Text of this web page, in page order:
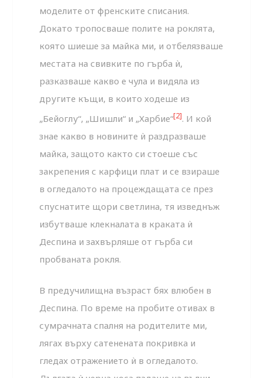
моделите от френските списания.
Докато тропосваше полите на роклята,
която шиеше за майка ми, и отбелязваше
местата на свивките по гърба ѝ,
разказваше какво е чула и видяла из
другите къщи, в които ходеше из
„Бейоглу“, „Шишли“ и „Харбие“[2]. И кой
знае какво в новините ѝ раздразваше
майка, защото както си стоеше със
закрепения с карфици плат и се взираше
в огледалото на процеждащата се през
спуснатите щори светлина, тя изведнъж
избутваше клекналата в краката ѝ
Деспина и захвърляше от гърба си
пробваната рокля.
В предучилищна възраст бях влюбен в
Деспина. По време на пробите отивах в
сумрачната спалня на родителите ми,
лягах върху сатенената покривка и
гледах отражението ѝ в огледалото.